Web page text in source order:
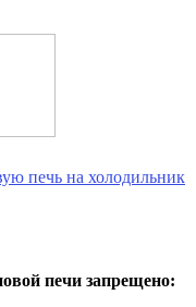
печь на холодильник
печи запрещено: